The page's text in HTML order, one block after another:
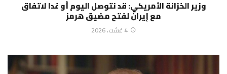
وزير الخزانة الأمريكي: قد نتوصل اليوم أو غدا لاتفاق
مع إيران لفتح مضيق هرمز
4 غشت، 2026